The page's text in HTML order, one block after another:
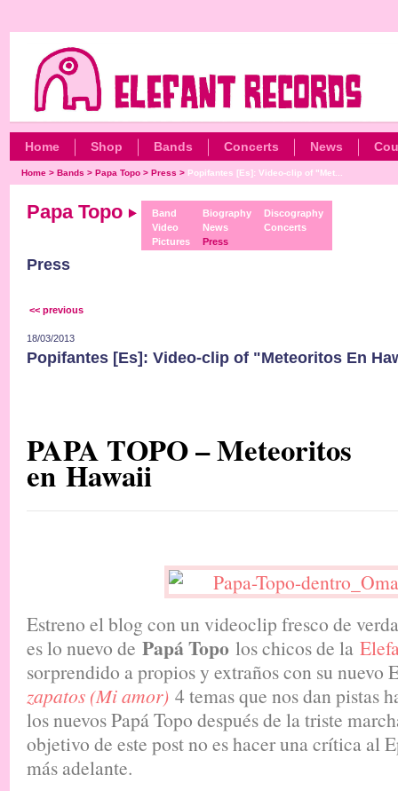
Home Shop Bands Concerts News
Home> Bands > Papa Topo> Press > Popifantes [Es]: Video-clip of "Met...
Papa Topo
Band
Video
Pictures
Biography
News
Press
Discography
Concerts
Press
<< previous
18/03/2013
Popifantes [Es]: Video-clip of "Meteoritos En
PAPA TOPO – Meteoritos
en Hawaii
Estreno el blog con un videoclip fresco de
es lo nuevo de Papá Topolos chicos de la
sorprendido a propios y extraños con su nuevo
zapatos (Mi amor) 4 temas que nos dan pistas
los nuevos Papá Topo después de la triste
objetivo de este post no es hacer una crítica al
más adelante.